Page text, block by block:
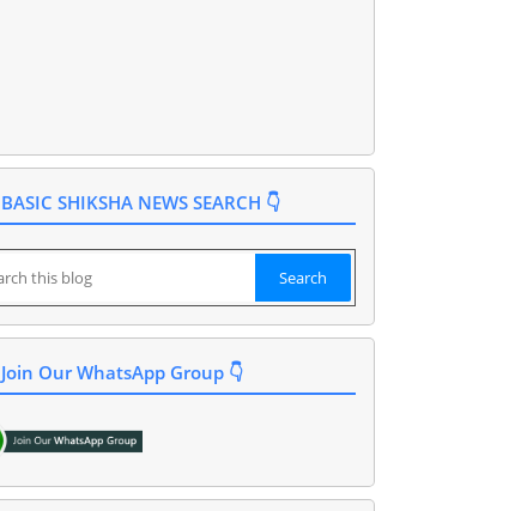
BASIC SHIKSHA NEWS SEARCH 👇
Join Our WhatsApp Group 👇